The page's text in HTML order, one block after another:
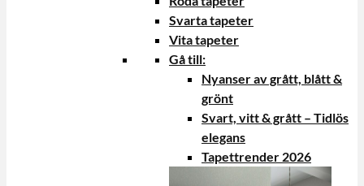
Svarta tapeter
Vita tapeter
Gå till:
Nyanser av grått, blått &
grönt
Svart, vitt & grått – Tidlös
elegans
Tapettrender 2026